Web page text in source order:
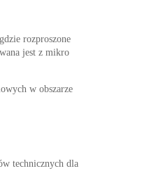
rozproszone
jest z mikro
w obszarze
technicznych dla